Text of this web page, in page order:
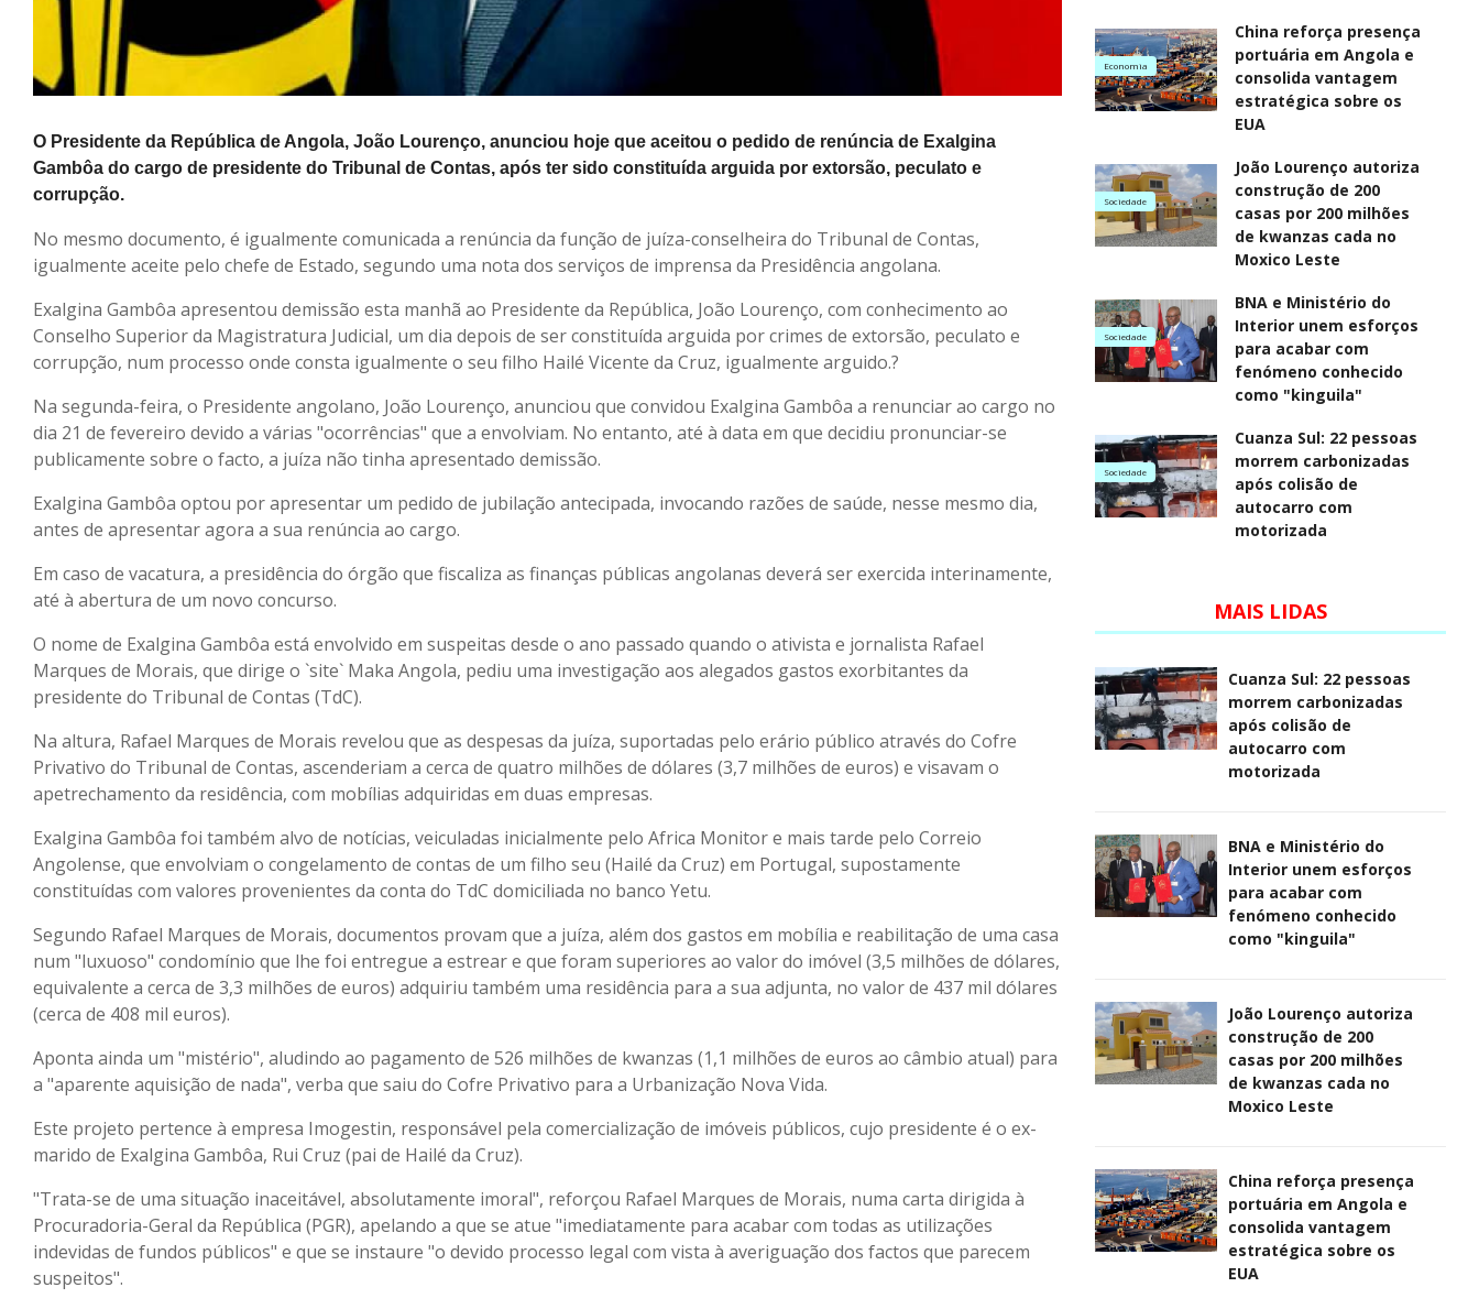
O Presidente da República de Angola, João Lourenço, anunciou hoje que aceitou o pedido de renúncia de Exalgina
Gambôa do cargo de presidente do Tribunal de Contas, após ter sido constituída arguida por extorsão, peculato e
corrupção.
No mesmo documento, é igualmente comunicada a renúncia da função de juíza-conselheira do Tribunal de Contas,
igualmente aceite pelo chefe de Estado, segundo uma nota dos serviços de imprensa da Presidência angolana.
Exalgina Gambôa apresentou demissão esta manhã ao Presidente da República, João Lourenço, com conhecimento ao
Conselho Superior da Magistratura Judicial, um dia depois de ser constituída arguida por crimes de extorsão, peculato e
corrupção, num processo onde consta igualmente o seu filho Hailé Vicente da Cruz, igualmente arguido.?
Na segunda-feira, o Presidente angolano, João Lourenço, anunciou que convidou Exalgina Gambôa a renunciar ao cargo no
dia 21 de fevereiro devido a várias "ocorrências" que a envolviam. No entanto, até à data em que decidiu pronunciar-se
publicamente sobre o facto, a juíza não tinha apresentado demissão.
Exalgina Gambôa optou por apresentar um pedido de jubilação antecipada, invocando razões de saúde, nesse mesmo dia,
antes de apresentar agora a sua renúncia ao cargo.
Em caso de vacatura, a presidência do órgão que fiscaliza as finanças públicas angolanas deverá ser exercida interinamente,
até à abertura de um novo concurso.
O nome de Exalgina Gambôa está envolvido em suspeitas desde o ano passado quando o ativista e jornalista Rafael
Marques de Morais, que dirige o `site` Maka Angola, pediu uma investigação aos alegados gastos exorbitantes da
presidente do Tribunal de Contas (TdC).
Na altura, Rafael Marques de Morais revelou que as despesas da juíza, suportadas pelo erário público através do Cofre
Privativo do Tribunal de Contas, ascenderiam a cerca de quatro milhões de dólares (3,7 milhões de euros) e visavam o
apetrechamento da residência, com mobílias adquiridas em duas empresas.
Exalgina Gambôa foi também alvo de notícias, veiculadas inicialmente pelo Africa Monitor e mais tarde pelo Correio
Angolense, que envolviam o congelamento de contas de um filho seu (Hailé da Cruz) em Portugal, supostamente
constituídas com valores provenientes da conta do TdC domiciliada no banco Yetu.
Segundo Rafael Marques de Morais, documentos provam que a juíza, além dos gastos em mobília e reabilitação de uma casa
num "luxuoso" condomínio que lhe foi entregue a estrear e que foram superiores ao valor do imóvel (3,5 milhões de dólares,
equivalente a cerca de 3,3 milhões de euros) adquiriu também uma residência para a sua adjunta, no valor de 437 mil dólares
(cerca de 408 mil euros).
Aponta ainda um "mistério", aludindo ao pagamento de 526 milhões de kwanzas (1,1 milhões de euros ao câmbio atual) para
a "aparente aquisição de nada", verba que saiu do Cofre Privativo para a Urbanização Nova Vida.
Este projeto pertence à empresa Imogestin, responsável pela comercialização de imóveis públicos, cujo presidente é o ex-
marido de Exalgina Gambôa, Rui Cruz (pai de Hailé da Cruz).
"Trata-se de uma situação inaceitável, absolutamente imoral", reforçou Rafael Marques de Morais, numa carta dirigida à
Procuradoria-Geral da República (PGR), apelando a que se atue "imediatamente para acabar com todas as utilizações
indevidas de fundos públicos" e que se instaure "o devido processo legal com vista à averiguação dos factos que parecem
suspeitos".
Economia
China reforça presença
portuária em Angola e
consolida vantagem
estratégica sobre os
EUA
Sociedade
João Lourenço autoriza
construção de 200
casas por 200 milhões
de kwanzas cada no
Moxico Leste
Sociedade
BNA e Ministério do
Interior unem esforços
para acabar com
fenómeno conhecido
como "kinguila"
Sociedade
Cuanza Sul: 22 pessoas
morrem carbonizadas
após colisão de
autocarro com
motorizada
MAIS LIDAS
Cuanza Sul: 22 pessoas
morrem carbonizadas
após colisão de
autocarro com
motorizada
BNA e Ministério do
Interior unem esforços
para acabar com
fenómeno conhecido
como "kinguila"
João Lourenço autoriza
construção de 200
casas por 200 milhões
de kwanzas cada no
Moxico Leste
China reforça presença
portuária em Angola e
consolida vantagem
estratégica sobre os
EUA